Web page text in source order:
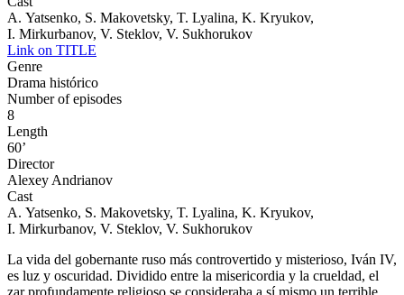
A. Yatsenko, S. Makovetsky, T. Lyalina, K. Kryukov,
I. Mirkurbanov, V. Steklov, V. Sukhorukov
Link on TITLE
Genre
Drama histórico
Number of episodes
8
Length
60’
Director
Alexey Andrianov
Cast
A. Yatsenko, S. Makovetsky, T. Lyalina, K. Kryukov,
I. Mirkurbanov, V. Steklov, V. Sukhorukov
La vida del gobernante ruso más controvertido y misterioso, Iván IV,
es luz y oscuridad. Dividido entre la misericordia y la crueldad, el
zar profundamente religioso se consideraba a sí mismo un terrible